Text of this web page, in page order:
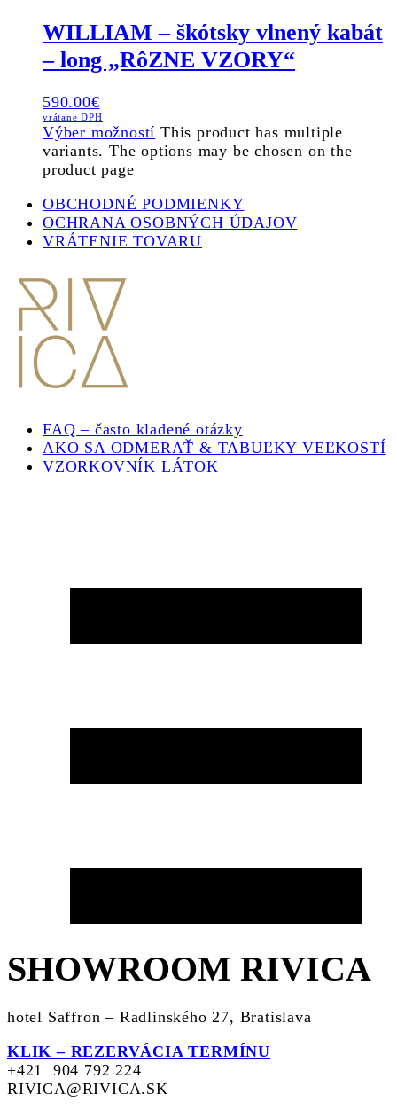
WILLIAM – škótsky vlnený kabát
– long „RôZNE VZORY“
590.00€
vrátane DPH
Výber možností This product has multiple
variants. The options may be chosen on the
product page
OBCHODNÉ PODMIENKY
OCHRANA OSOBNÝCH ÚDAJOV
VRÁTENIE TOVARU
FAQ – často kladené otázky
AKO SA ODMERAŤ & TABUĽKY VEĽKOSTÍ
VZORKOVNÍK LÁTOK
SHOWROOM RIVICA
hotel Saffron – Radlinského 27, Bratislava
KLIK – REZERVÁCIA TERMÍNU
+421 904 792 224
RIVICA@RIVICA.SK